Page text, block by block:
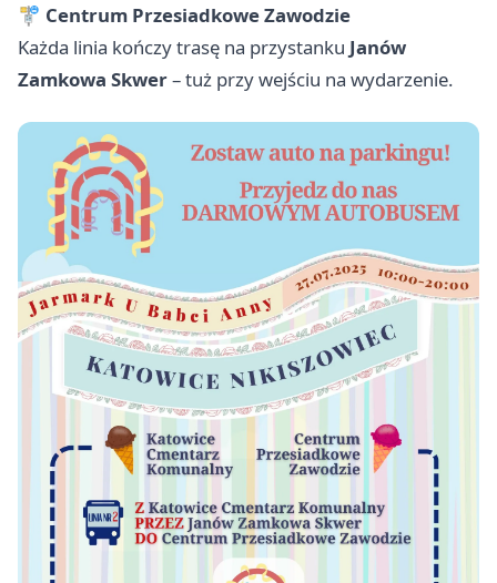
🚏 Centrum Przesiadkowe Zawodzie
Każda linia kończy trasę na przystanku Janów
Zamkowa Skwer– tuż przy wejściu na wydarzenie.